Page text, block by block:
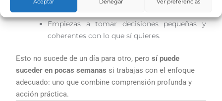
salir del modo defensa.
Empiezas a tomar decisiones pequeñas y
coherentes con lo que sí quieres.
Esto no sucede de un día para otro, perosí puede
suceder en pocas semanas si trabajas con el enfoque
adecuado: uno que combine comprensión profunda y
acción práctica.